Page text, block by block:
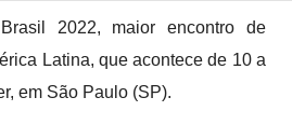
2022, maior encontro de
Latina, que acontece de 10 a
em São Paulo (SP).